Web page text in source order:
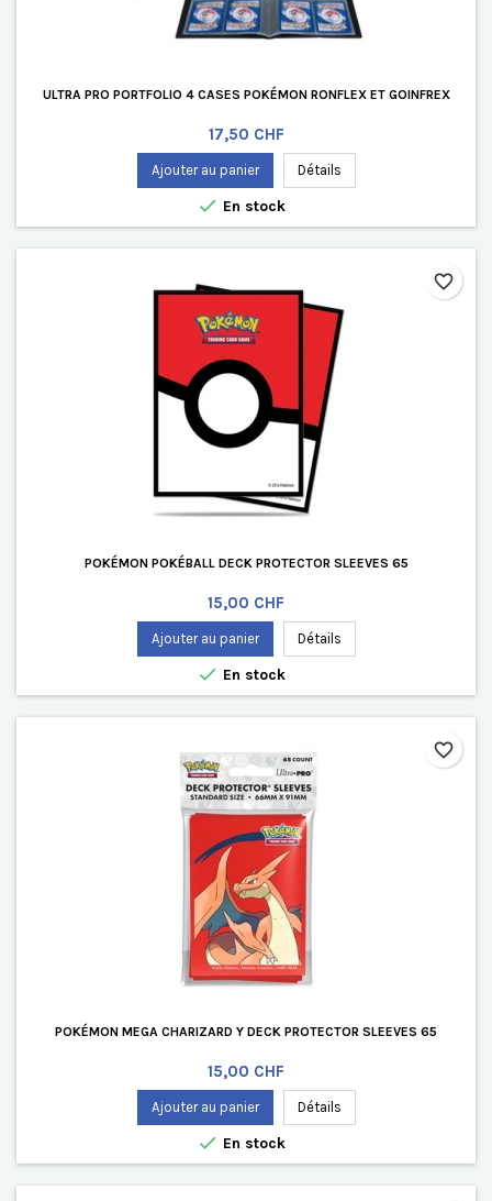
ULTRA PRO PORTFOLIO 4 CASES POKÉMON RONFLEX ET GOINFREX
Prix
17,50 CHF
Ajouter au panier Détails
 En stock
POKÉMON POKÉBALL DECK PROTECTOR SLEEVES 65
Prix
15,00 CHF
Ajouter au panier Détails
 En stock
favorite_border
POKÉMON MEGA CHARIZARD Y DECK PROTECTOR SLEEVES 65
Prix
15,00 CHF
Ajouter au panier Détails
 En stock
favorite_border